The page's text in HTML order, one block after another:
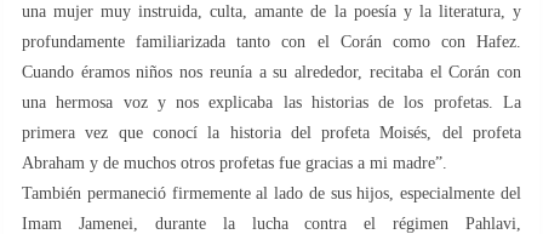
una mujer muy instruida, culta, amante de la poesía y la literatura, y
profundamente familiarizada tanto con el Corán como con Hafez.
Cuando éramos niños nos reunía a su alrededor, recitaba el Corán con
una hermosa voz y nos explicaba las historias de los profetas. La
primera vez que conocí la historia del profeta Moisés, del profeta
Abraham y de muchos otros profetas fue gracias a mi madre”.
También permaneció firmemente al lado de sus hijos, especialmente del
Imam Jamenei, durante la lucha contra el régimen Pahlavi,